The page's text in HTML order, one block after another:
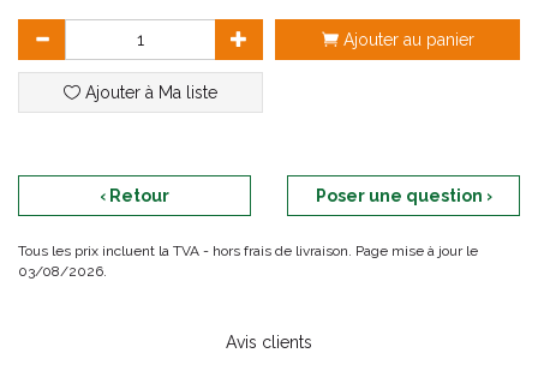
Fabriqué en France.
Ajouter au panier
Ajouter à Ma liste
‹ Retour Poser une question ›
Tous les prix incluent la TVA - hors frais de livraison. Page mise à jour le
03/08/2026.
Avis clients